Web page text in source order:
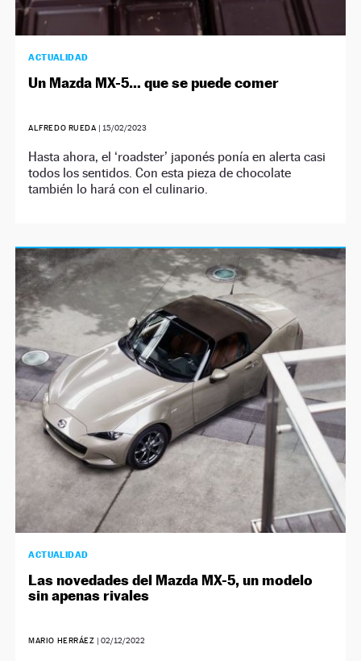
ACTUALIDAD
Un Mazda MX-5… que se puede comer
ALFREDO RUEDA | 15/02/2023
Hasta ahora, el ‘roadster’ japonés ponía en alerta casi
todos los sentidos. Con esta pieza de chocolate
también lo hará con el culinario.
ACTUALIDAD
Las novedades del Mazda MX-5, un modelo
sin apenas rivales
MARIO HERRÁEZ | 02/12/2022